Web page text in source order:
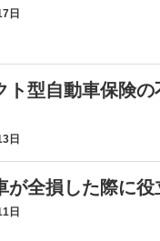
日
ト型自動車保険
日
が全損した際に役
日